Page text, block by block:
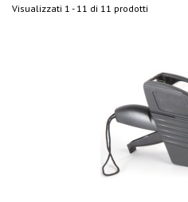
Visualizzati 1 - 11 di 11 prodotti